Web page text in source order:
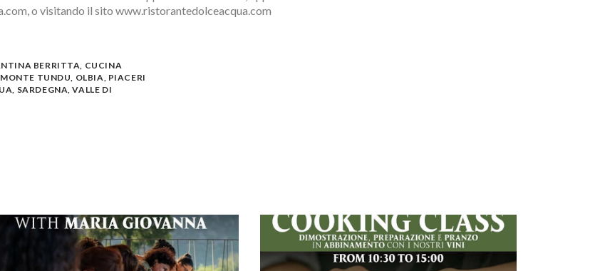
o visitando il sito www.ristorantedolceacqua.com
BERRITTA CUCINA
MONTE TUNDU OLBIA PIACERI
SARDEGNA ,VALLE DI